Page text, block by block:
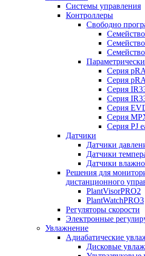
Системы управления
Контроллеры
Свободно
Серия
Серия
Серия
Серия
Серия
Серия
Серия PJ
Датчики
Датчики
Датчики
Датчики
Решения для
дистанционного
PlantVisorPRO2
PlantWatchPRO3
Регуляторы скорости
Электронные
Увлажнение
Адиабатические
Дисковые